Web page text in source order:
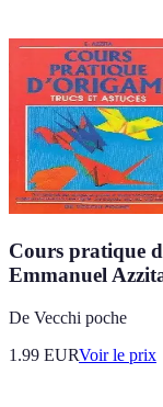
Cours pratique
Emmanuel
De Vecchi poche
1.99 EURVoir le prix